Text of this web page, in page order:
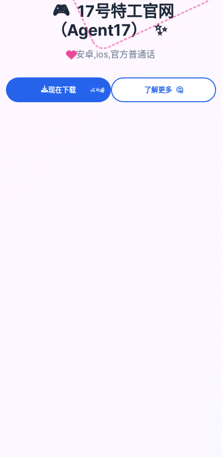
🎮 17号特工官网
（Agent17） ✨
安卓,ios,官方普通话
现在下载 ✨
⭐💫 了解更多 🤔